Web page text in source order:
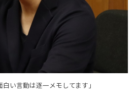
白い言動は逐一メモしてます」